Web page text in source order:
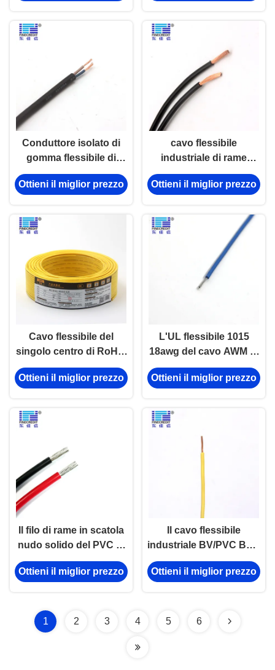
Conduttore isolato di
gomma flessibile di
YZW, conduttore di
rame nudo Cable di
Ottieni il miglior prezzo
cavo flessibile
industriale di rame
solido/incagliato H05V-
K H07V-K di 2.5mm
Ottieni il miglior prezzo
Cavo flessibile del
singolo centro di RoHS,
cavo d'isolamento della
costruzione del filo di
Ottieni il miglior prezzo
L'UL flessibile 1015
18awg del cavo AWM di
industriale
dell'isolamento del PVC
Ottieni il miglior prezzo
Il filo di rame in scatola
nudo solido del PVC di
600V UL1015 cabla il
rotolo
Ottieni il miglior prezzo
Il cavo flessibile
industriale BV/PVC BVR
del singolo centro di
H07V-R 1.5mm2 ha
Ottieni il miglior prezzo
1 2 3 4 5 6